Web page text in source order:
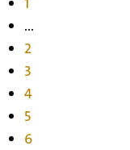
...
2
3
4
5
6